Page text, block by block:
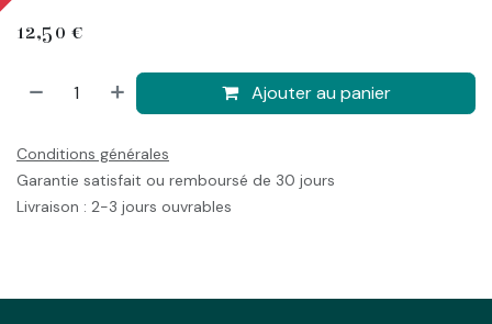
12,50 €
Ajouter au panier
Conditions générales
Garantie satisfait ou remboursé de 30 jours
Livraison : 2-3 jours ouvrables